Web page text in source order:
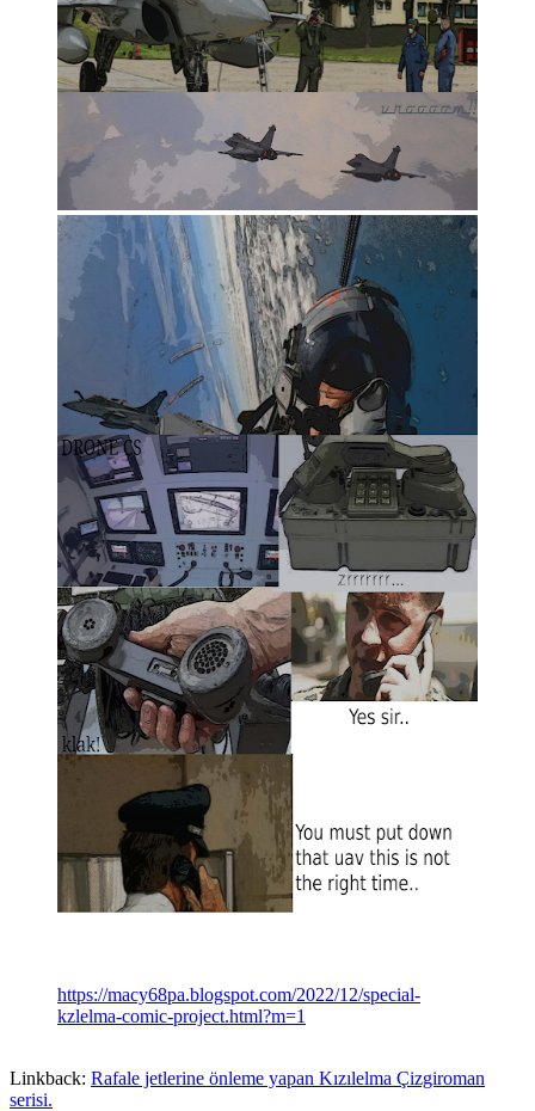
https://macy68pa.blogspot.com/2022/12/special-
kzlelma-comic-project.html?m=1
Linkback: Rafale jetlerine önleme yapan Kızılelma Çizgiroman
serisi.